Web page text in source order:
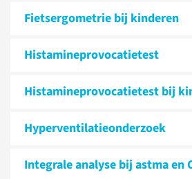
Fietsergometrie bij kinderen
Histamine­provocatietest
Histamine­provocatietest bij
Hyperventilatie­onderzoek
Integrale analyse bij astma en